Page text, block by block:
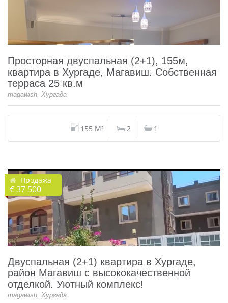
Просторная двуспальная (2+1), 155м,
квартира в Хургаде, Магавиш. Собственная
терраса 25 кв.м
magawish, Хургада
155 M² 2 1
Продажа
€ 37 500
Двуспальная (2+1) квартира в Хургаде,
район Магавиш с высококачественной
отделкой. Уютный комплекс!
magawish, Хургада